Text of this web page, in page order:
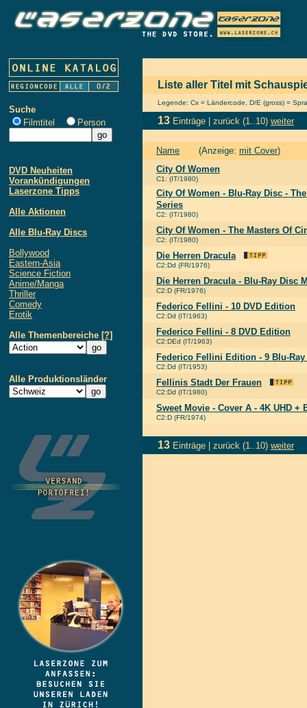
Suche
Filmtitel
Person
DVD Neuheiten
Vorankündigungen
Laserzone Tipps
Alle Aktionen
Alle Blu-Ray Discs
Bollywood
Eastern-Asia
Science Fiction
Anime/Manga
Thriller
Comedy
Erotik
Alle Themenbereiche [?]
Alle Produktionsländer
Liste aller Titel mit
Legende: Cx = Ländercode, D/E (gross) =
13 Einträge | zurück (1..10) weiter
Name (Anzeige: mit Cover)
City Of Women
C1: (IT/1980)
City Of Women - Blu-Ray Disc -
Series
C2: (IT/1980)
City Of Women - The Masters Of
C2: (IT/1980)
Die Herren Dracula
C2:Dd (FR/1976)
Die Herren Dracula - Blu-Ray Disc
C2:D (FR/1976)
Federico Fellini - 10 DVD Edition
C2:Dd (IT/1963)
Federico Fellini - 8 DVD Edition
C2:DEd (IT/1963)
Federico Fellini Edition - 9 Blu-
C2:Dd (IT/1953)
Fellinis Stadt Der Frauen
C2:Dd (IT/1980)
Sweet Movie - Cover A - 4K UHD +
C2:D (FR/1974)
13 Einträge | zurück (1..10) weiter